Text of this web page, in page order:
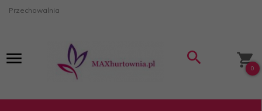
Przechowalnia
0